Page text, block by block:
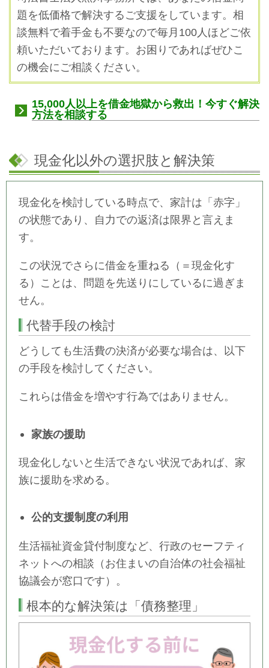
題を低価格で解決するご支援をしています。 相
談無料で着手金も不要なので毎月100人ほどご依
頼いただいております。お困りであればぜひこ
の機会にご相談ください。
15,000人以上を借金地獄から救出！今すぐ解決
方法を相談する
現金化以外の選択肢と解決策
現金化を検討している時点で、家計は「赤字」
の状態であり、自力での返済は限界と言えま
す。
この状況でさらに借金を重ねる（＝現金化す
る）ことは、問題を先送りにしているに過ぎま
せん。
代替手段の検討
どうしても生活費の決済が必要な場合は、以下
の手段を検討してください。
これらは借金を増やす行為ではありません。
家族の援助
現金化しないと生活できない状況であれば、家
族に援助を求める。
公的支援制度の利用
生活福祉資金貸付制度など、行政のセーフティ
ネットへの相談（お住まいの自治体の社会福祉
協議会が窓口です）。
根本的な解決策は「債務整理」